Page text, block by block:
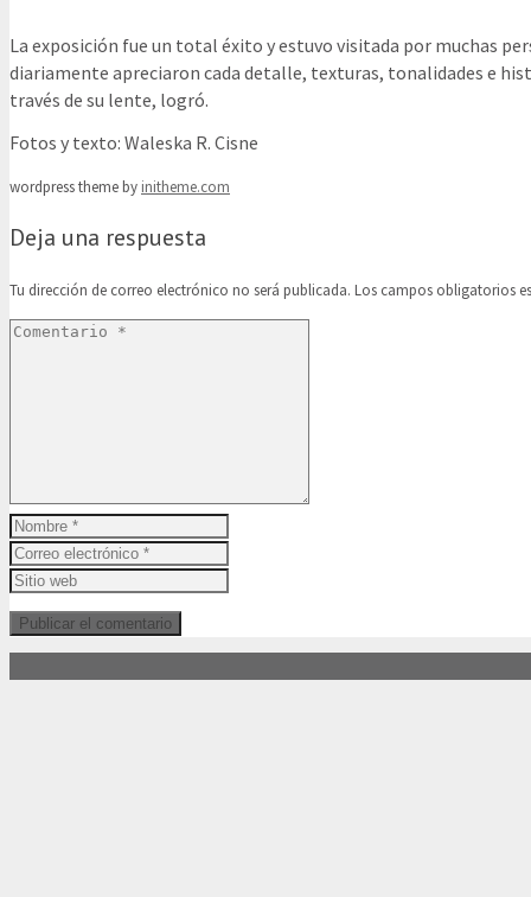
La exposición fue un total éxito y estuvo visitada por muchas
diariamente apreciaron cada detalle, texturas, tonalidades e
través de su lente, logró.
Fotos y texto: Waleska R. Cisne
wordpress theme by initheme.com
Deja una respuesta
Tu dirección de correo electrónico no será publicada. Los campos obligatorios